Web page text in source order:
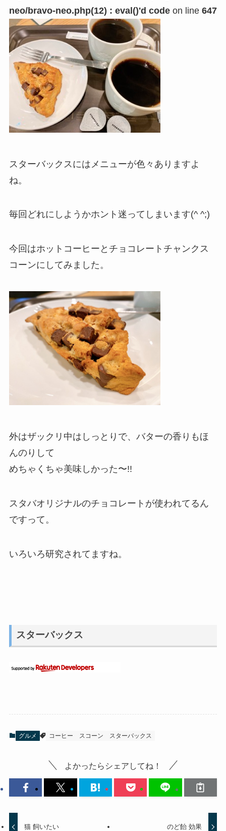
neo/bravo-neo.php(12) : eval()'d codeon line 647
スターバックスにはメニューが色々ありますよ
ね。
毎回どれにしようかホント迷ってしまいます(^ ^;)
今回はホットコーヒーとチョコレートチャンクス
コーンにしてみました。
外はザックリ中はしっとりで、バターの香りもほ
んのりして
めちゃくちゃ美味しかった〜!!
スタバオリジナルのチョコレートが使われてるん
ですって。
いろいろ研究されてますね。
スターバックス
グルメ コーヒー スコーン スターバックス
よかったらシェアしてね！
猫 飼いたい のど飴 効果